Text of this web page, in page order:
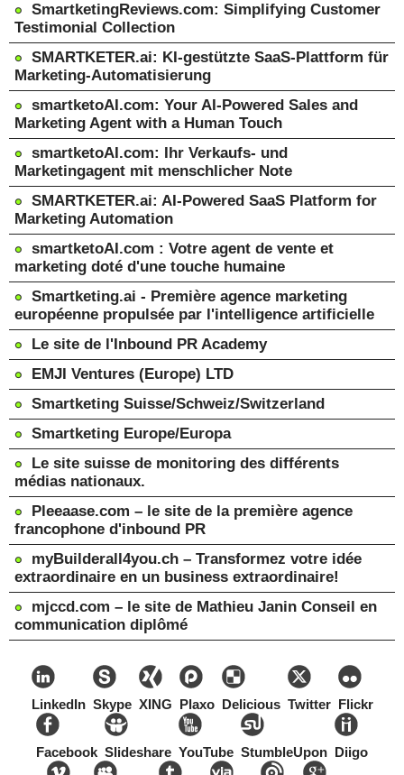
SmartketingReviews.com: Simplifying Customer
Testimonial Collection
SMARTKETER.ai: KI-gestützte SaaS-Plattform für
Marketing-Automatisierung
smartketoAI.com: Your AI-Powered Sales and
Marketing Agent with a Human Touch
smartketoAI.com: Ihr Verkaufs- und
Marketingagent mit menschlicher Note
SMARTKETER.ai: AI-Powered SaaS Platform for
Marketing Automation
smartketoAI.com : Votre agent de vente et
marketing doté d'une touche humaine
Smartketing.ai - Première agence marketing
européenne propulsée par l'intelligence artificielle
Le site de l'Inbound PR Academy
EMJI Ventures (Europe) LTD
Smartketing Suisse/Schweiz/Switzerland
Smartketing Europe/Europa
Le site suisse de monitoring des différents
médias nationaux.
Pleeaase.com – le site de la première agence
francophone d'inbound PR
myBuilderall4you.ch – Transformez votre idée
extraordinaire en un business extraordinaire!
mjccd.com – le site de Mathieu Janin Conseil en
communication diplômé
LinkedIn Skype XING Plaxo Delicious Twitter Flickr
Facebook Slideshare YouTube StumbleUpon Diigo